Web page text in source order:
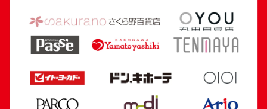
参考買取価格
円
2.4g
参考買取価格
53,900 円